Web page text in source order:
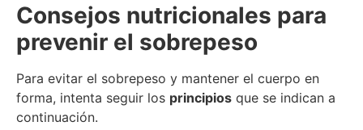
Consejos nutricionales para
prevenir el sobrepeso
Para evitar el sobrepeso y mantener el cuerpo en
forma, intenta seguir los principios que se indican a
continuación.